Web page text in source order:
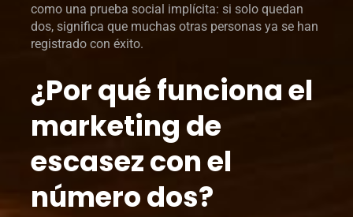
como una prueba social implícita: si solo quedan
dos, significa que muchas otras personas ya se han
registrado con éxito.
¿Por qué funciona el
marketing de
escasez con el
número dos?